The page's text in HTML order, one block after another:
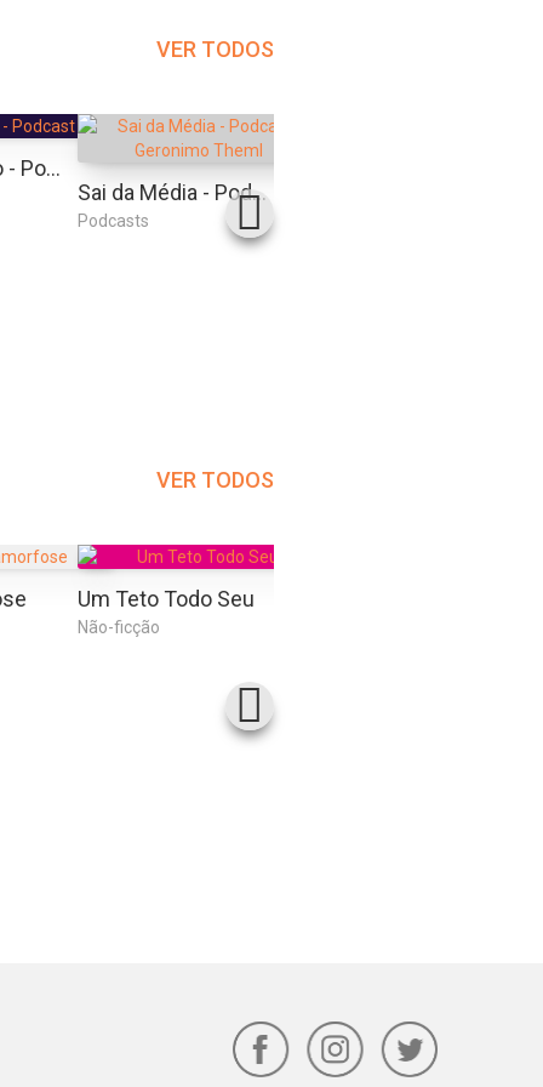
VER TODOS
Caio Carneiro - Podcast Fod*
Sai da Média - Podcast | Geronimo Theml
Podcasts
VER TODOS
Um Teto Todo Seu
Não-ficção